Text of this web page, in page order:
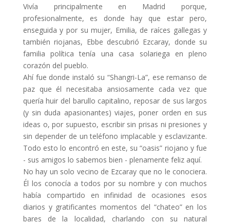
Vivía principalmente en Madrid porque,
profesionalmente, es donde hay que estar pero,
enseguida y por su mujer, Emilia, de raíces gallegas y
también riojanas, Ebbe descubrió Ezcaray, donde su
familia política tenía una casa solariega en pleno
corazón del pueblo.
Ahí fue donde instaló su “Shangri-La”, ese remanso de
paz que él necesitaba ansiosamente cada vez que
quería huir del barullo capitalino, reposar de sus largos
(y sin duda apasionantes) viajes, poner orden en sus
ideas o, por supuesto, escribir sin prisas ni presiones y
sin depender de un teléfono implacable y esclavizante.
Todo esto lo encontró en este, su “oasis” riojano y fue
- sus amigos lo sabemos bien - plenamente feliz aquí.
No hay un solo vecino de Ezcaray que no le conociera.
Él los conocía a todos por su nombre y con muchos
había compartido en infinidad de ocasiones esos
diarios y gratificantes momentos del “chateo” en los
bares de la localidad, charlando con su natural